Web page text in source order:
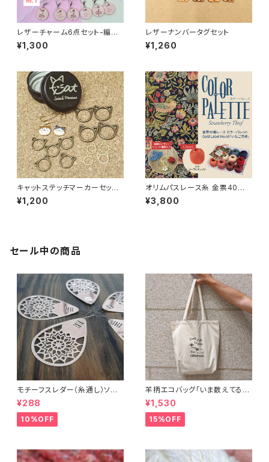
レザーチャーム6点セット-編み
物用ステッチマーカー
¥1,300
レザーナンバータグセット
¥1,260
キャットステッチマーカーセット
【選べる缶】
¥1,200
オリムパスレース糸 金票40番
カラーパレット 「いちご泥棒」
¥3,800
セール中の商品
モチーフスレダー（糸通し）ソー
イング小物
¥288
10%OFF
羊柄エコバッグ「いま数えてるか
ら話しかけないで」キャンバスト
ートバッグ
¥1,530
15%OFF